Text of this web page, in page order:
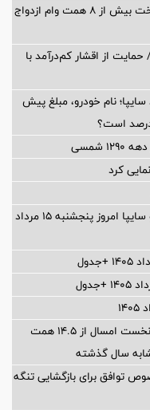
در چهار ماه نخست ۱۴۰۵ رقم خورد؛ پرداخت بیش از ۸ همت وام ازدواج
حمایت از اقشار کم‌درآمد با
نام خودرو، مبلغ پیش
است؟
شمسی
کرد
تغییر تند قیمت محصولات ایران‌خودرو و سایپا امروز پنجشنبه ۱۵ مرداد
حق بیمه تولیدی بیمه ملت در چهار ماه نخست امسال از 14.5 همت
توافق برای بازگشایی تنگه